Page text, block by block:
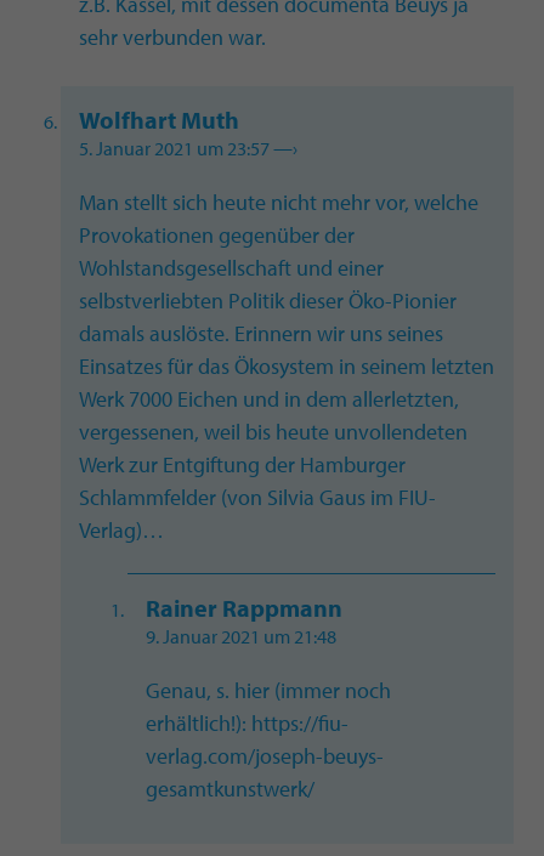
sehr verbunden war.
Wolfhart Muth
5. Januar 2021 um 23:57—›
Man stellt sich heute nicht mehr vor, welche
Provokationen gegenüber der
Wohlstandsgesellschaft und einer
selbstverliebten Politik dieser Öko-Pionier
damals auslöste. Erinnern wir uns seines
Einsatzes für das Ökosystem in seinem letzten
Werk 7000 Eichen und in dem allerletzten,
vergessenen, weil bis heute unvollendeten
Werk zur Entgiftung der Hamburger
Schlammfelder (von Silvia Gaus im FIU-
Verlag)…
Rainer Rappmann
9. Januar 2021 um 21:48
Genau, s. hier (immer noch
erhältlich!): https://fiu-
verlag.com/joseph-beuys-
gesamtkunstwerk/